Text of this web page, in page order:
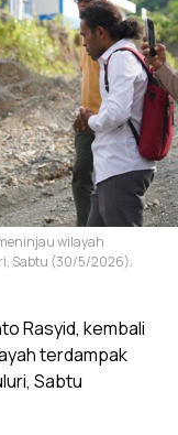
wilayah
Sabtu (30/5/2026).
Rasyid, kembali
terdampak
Sabtu